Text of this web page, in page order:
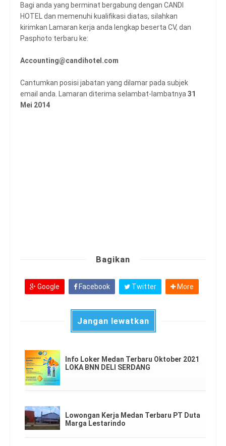
Bagi anda yang berminat bergabung dengan CANDI
HOTEL dan memenuhi kualifikasi diatas, silahkan
kirimkan Lamaran kerja anda lengkap beserta CV, dan
Pasphoto terbaru ke:
Accounting@candihotel.com
Cantumkan posisi jabatan yang dilamar pada subjek
email anda. Lamaran diterima selambat-lambatnya 31
Mei 2014
Bagikan
Google Facebook Twitter More
Jangan lewatkan
Info Loker Medan Terbaru Oktober 2021
LOKA BNN DELI SERDANG
Lowongan Kerja Medan Terbaru PT Duta
Marga Lestarindo